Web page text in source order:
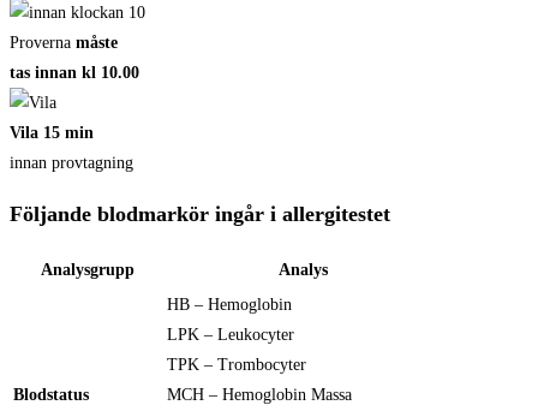
Proverna måste
tas innan kl 10.00
Vila 15 min
innan provtagning
Följande blodmarkör ingår i allergitestet
Analysgrupp Analys
Blodstatus
HB – Hemoglobin
LPK – Leukocyter
TPK – Trombocyter
MCH – Hemoglobin Massa